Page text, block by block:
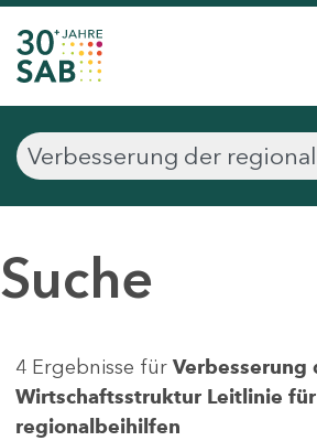
Suche
4 Ergebnisse für Verbesserung
Wirtschaftsstruktur Leitlinie für
regionalbeihilfen